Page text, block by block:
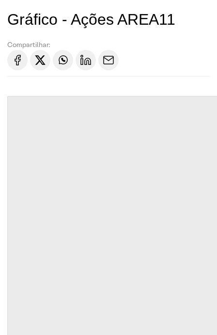
Gráfico - Ações AREA11
Compartilhar: